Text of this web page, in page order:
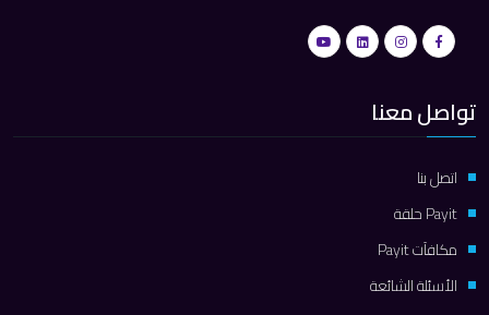
تواصل معنا
اتصل بنا
Payit حلقة
مكافآت Payit
الأسئلة الشائعة